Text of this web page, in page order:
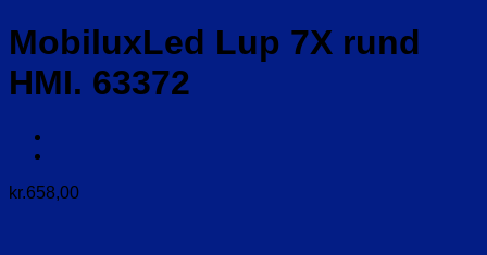
MobiluxLed Lup 7X rund
HMI. 63372
kr.658,00